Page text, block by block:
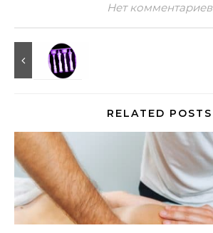
Нет комментариев
RELATED POSTS